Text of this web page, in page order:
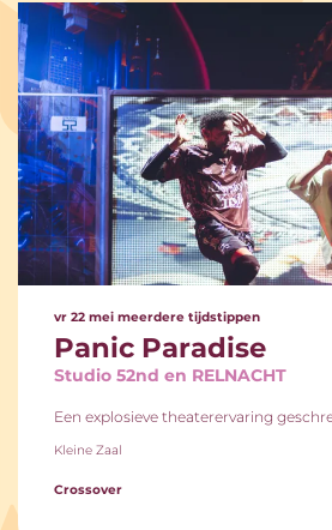
Panic Paradise
Studio 52nd en RELNACHT
vr 22 mei meerdere tijdstippen
Een explosieve theaterervaring
Kleine Zaal
Crossover